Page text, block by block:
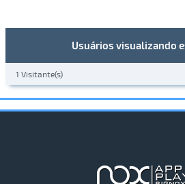
Usuários visualizando
1 Visitante(s)